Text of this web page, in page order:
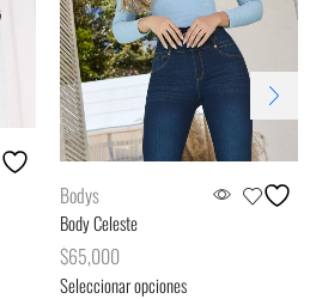
Bodys
Body Celeste
$65,000
Seleccionar opciones